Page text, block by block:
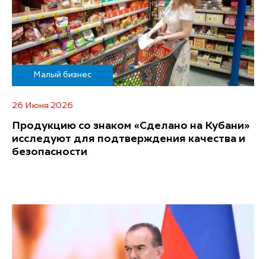
Малый бизнес
26 Июня 2026
Продукцию со знаком «Сделано на Кубани»
исследуют для подтверждения качества и
безопасности